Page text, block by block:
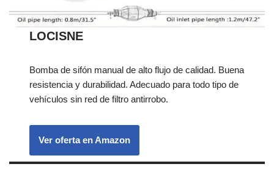
LOCISNE
Bomba de sifón manual de alto flujo de calidad. Buena
resistencia y durabilidad. Adecuado para todo tipo de
vehículos sin red de filtro antirrobo.
Ver oferta en Amazon